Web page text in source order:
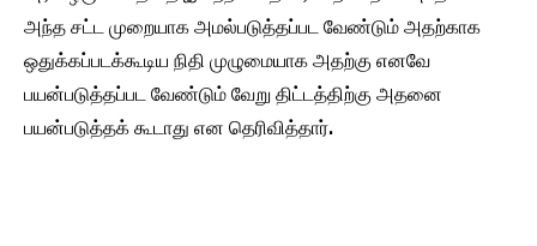
அந்த சட்ட முறையாக அமல்படுத்தப்பட வேண்டும் அதற்காக
ஒதுக்கப்படக்கூடிய நிதி முழுமையாக அதற்கு எனவே
பயன்படுத்தப்பட வேண்டும் வேறு திட்டத்திற்கு அதனை
பயன்படுத்தக் கூடாது என தெரிவித்தார்.